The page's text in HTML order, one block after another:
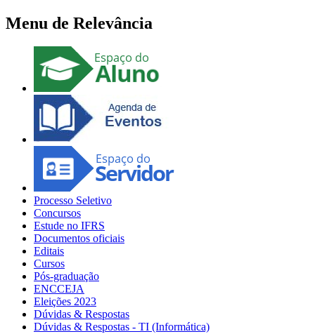
Menu de Relevância
Processo Seletivo
Concursos
Estude no IFRS
Documentos oficiais
Editais
Cursos
Pós-graduação
ENCCEJA
Eleições 2023
Dúvidas & Respostas
Dúvidas & Respostas - TI (Informática)